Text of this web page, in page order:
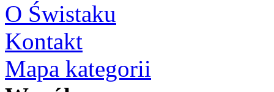
O Świstaku
Kontakt
Mapa kategorii